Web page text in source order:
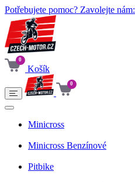
Potřebujete pomoc? Zavolejte nám:
0
Košík
0
Minicross
Minicross Benzínové
Pitbike